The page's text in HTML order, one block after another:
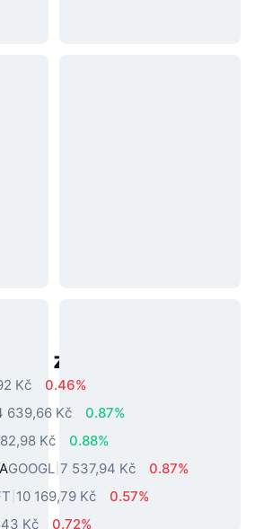
z reálného světa
Kč
0.46%
639,66 Kč
0.87%
Kč
0.88%
GOOGL 7 537,94 Kč
0.87%
10 169,79 Kč
0.57%
Kč 0.72%